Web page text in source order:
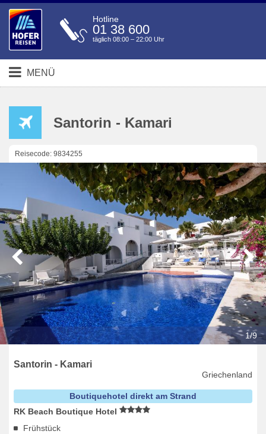
Hotline
01 38 600
täglich 08:00 – 22:00 Uhr
MENÜ
Santorin - Kamari
Reisecode: 9834255
1/9
Santorin - Kamari
Griechenland
Boutiquehotel direkt am Strand
RK Beach Boutique Hotel
Frühstück